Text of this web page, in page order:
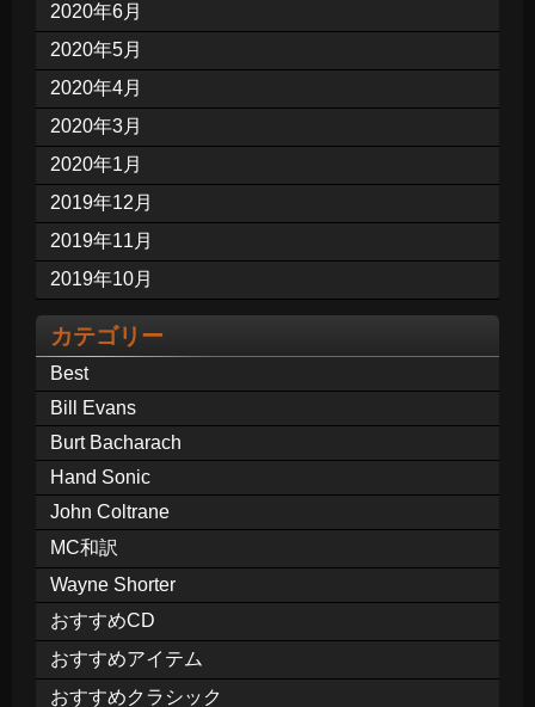
2020年6月
2020年5月
2020年4月
2020年3月
2020年1月
2019年12月
2019年11月
2019年10月
カテゴリー
Best
Bill Evans
Burt Bacharach
Hand Sonic
John Coltrane
MC和訳
Wayne Shorter
おすすめCD
おすすめアイテム
おすすめクラシック